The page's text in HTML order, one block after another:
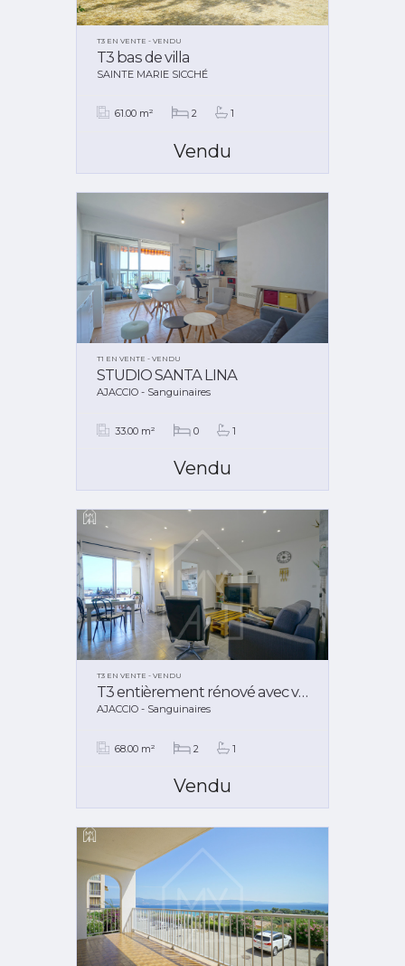
T3 EN VENTE - VENDU
T3 bas de villa
SAINTE MARIE SICCHÉ
61.00 m² 2 1
Vendu
T1 EN VENTE - VENDU
STUDIO SANTA LINA
AJACCIO - Sanguinaires
33.00 m² 0 1
Vendu
T3 EN VENTE - VENDU
T3 entièrement rénové avec vue mer
AJACCIO - Sanguinaires
68.00 m² 2 1
Vendu